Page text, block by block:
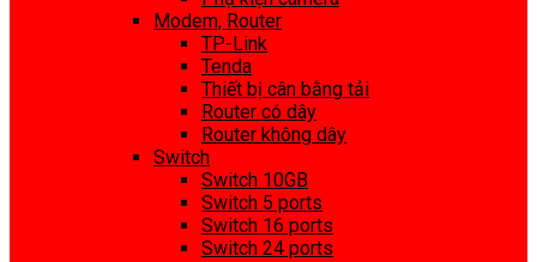
Modem, Router
TP-Link
Tenda
Thiết bị cân bằng tải
Router có dây
Router không dây
Switch
Switch 10GB
Switch 5 ports
Switch 16 ports
Switch 24 ports